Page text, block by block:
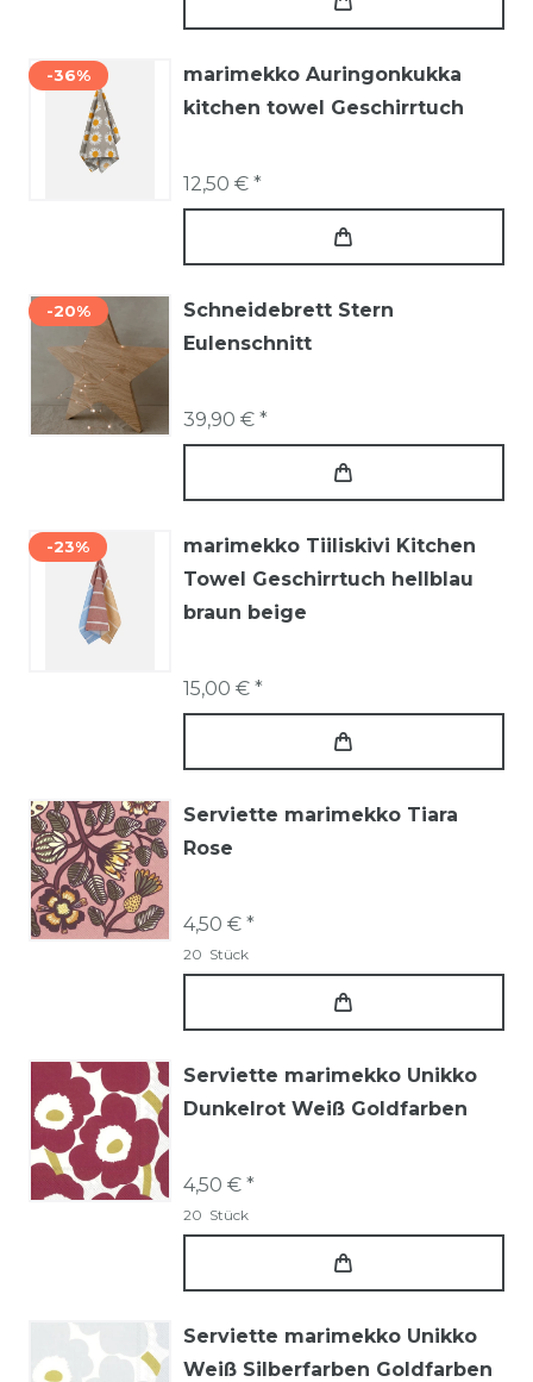
-36%
marimekko Auringonkukka
kitchen towel Geschirrtuch
12,50 € *
-20%
Schneidebrett Stern
Eulenschnitt
39,90 € *
-23%
marimekko Tiiliskivi Kitchen
Towel Geschirrtuch hellblau
braun beige
15,00 € *
Serviette marimekko Tiara
Rose
4,50 € *
20 Stück
Serviette marimekko Unikko
Dunkelrot Weiß Goldfarben
4,50 € *
20 Stück
Serviette marimekko Unikko
Weiß Silberfarben Goldfarben